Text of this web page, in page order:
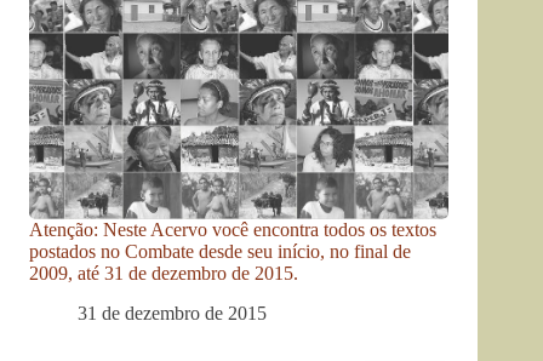
Atenção: Neste Acervo você encontra todos os textos
postados no Combate desde seu início, no final de
2009, até 31 de dezembro de 2015.
31 de dezembro de 2015